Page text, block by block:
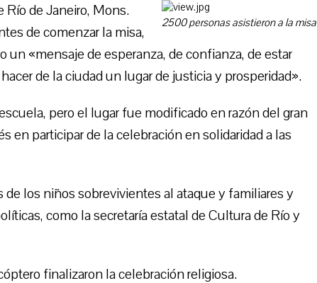
2500 personas asistieron a la misa
Río de Janeiro, Mons.
de comenzar la misa,
«mensaje de esperanza, de confianza, de estar
de la ciudad un lugar de justicia y prosperidad».
pero el lugar fue modificado en razón del gran
en participar de la celebración en solidaridad a las
los niños sobrevivientes al ataque y familiares y
como la secretaría estatal de Cultura de Río y
finalizaron la celebración religiosa.